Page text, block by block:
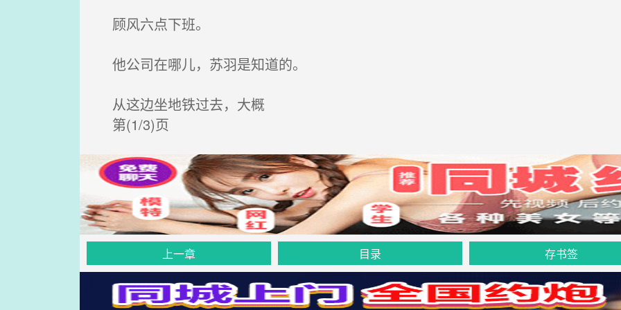
顾风六点下班。
他公司在哪儿，苏羽是知道的。
从这边坐地铁过去，大概
第(1/3)页
上一章 目录 存书签